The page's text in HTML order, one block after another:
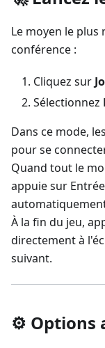
Le moyen le
conférence :
Cliquez sur
Sélectionnez
Dans ce mode,
pour se
Quand tout le
appuie sur
À la fin du jeu,
directement à
suivant.
⚙️ Options